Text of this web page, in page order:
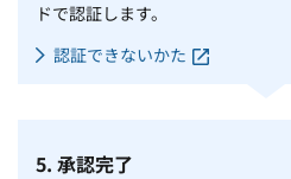
ドで認証します。
認証できないかた
5. 承認完了